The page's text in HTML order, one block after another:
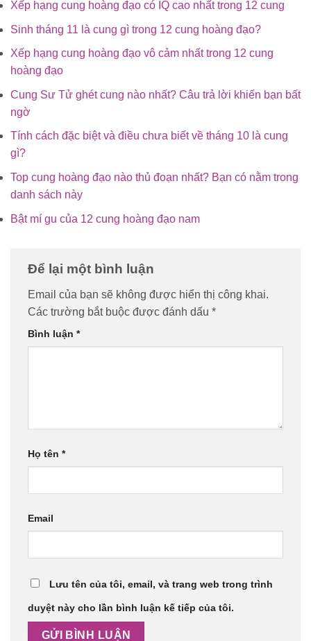
Xếp hạng cung hoàng đạo có IQ cao nhất trong 12 cung
Sinh tháng 11 là cung gì trong 12 cung hoàng đạo?
Xếp hạng cung hoàng đạo vô cảm nhất trong 12 cung
hoàng đạo
Cung Sư Tử ghét cung nào nhất? Câu trả lời khiến bạn bất
ngờ
Tính cách đặc biệt và điều chưa biết về tháng 10 là cung
gì?
Top cung hoàng đạo nào thủ đoạn nhất? Bạn có nằm trong
danh sách này
Bật mí gu của 12 cung hoàng đạo nam
Để lại một bình luận
Email của bạn sẽ không được hiển thị công khai.
Các trường bắt buộc được đánh dấu *
Bình luận *
Họ tên *
Email
Lưu tên của tôi, email, và trang web trong trình
duyệt này cho lần bình luận kế tiếp của tôi.